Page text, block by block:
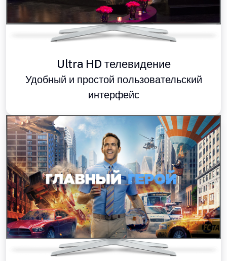
Ultra HD телевидение
Удобный и простой пользовательский
интерфейс